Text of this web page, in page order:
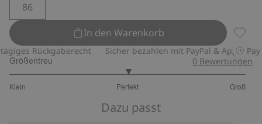
86
In den Warenkorb
Rückgaberecht Sicher bezahlen mit PayPal & Apple Pay
Größentreu
Klein Perfekt Groß
von
0 Bewertungen
Dazu passt